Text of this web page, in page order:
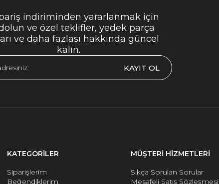
indiriminden yararlanmak için
ve özel teklifler, yedek parça
ve daha fazlası hakkında güncel
kalın.
KAYIT OL
KATEGORİLER
Siparişlerim
Beğendiklerim
MÜŞTERİ HİZMETLERİ
Sıkça Sorulan Sorular
Mesafeli Satış Sözleşmesi